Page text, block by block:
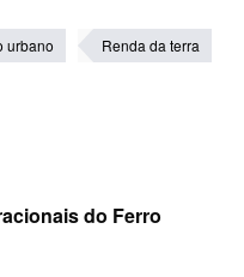
urbano Renda da terra
do Ferro